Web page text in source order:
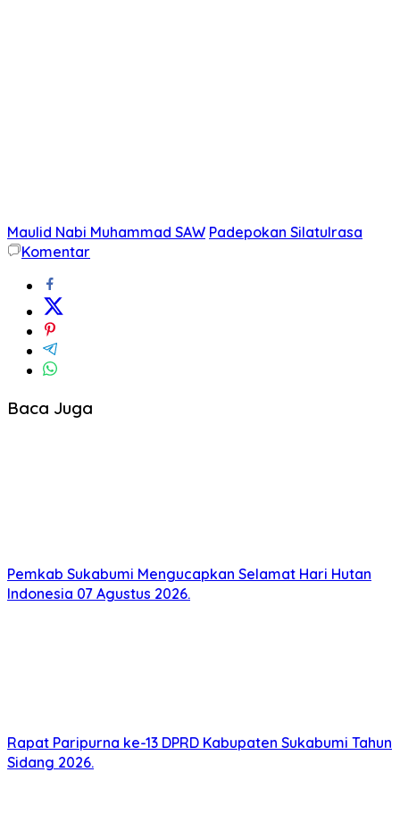
Maulid Nabi Muhammad SAW Padepokan Silatulrasa
Komentar
Baca Juga
Pemkab Sukabumi Mengucapkan Selamat Hari Hutan
Indonesia 07 Agustus 2026.
Rapat Paripurna ke-13 DPRD Kabupaten Sukabumi Tahun
Sidang 2026.